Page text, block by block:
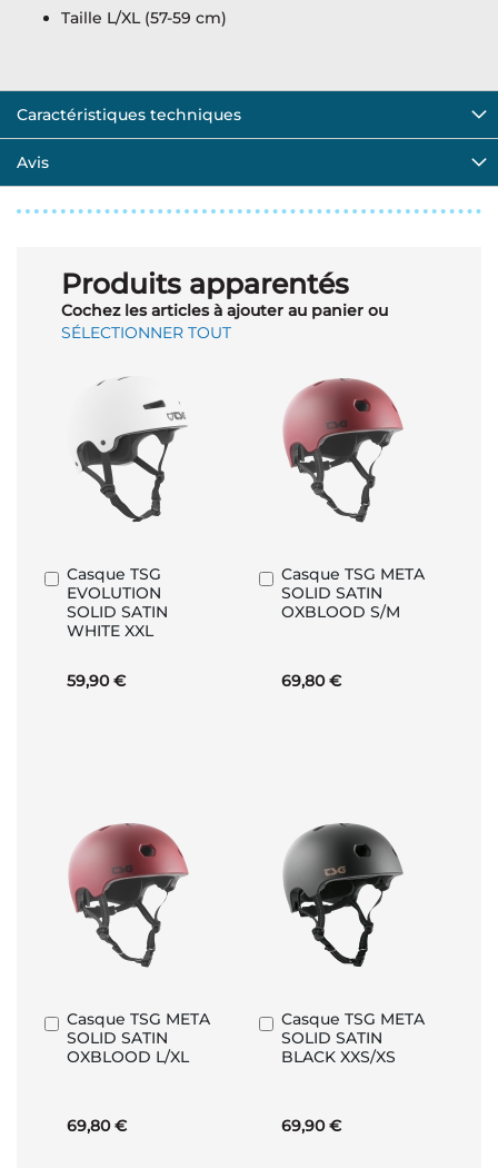
Taille L/XL (57-59 cm)
Caractéristiques techniques
Avis
Produits apparentés
Cochez les articles à ajouter au panier ou
SÉLECTIONNER TOUT
Casque TSG
EVOLUTION
SOLID SATIN
WHITE XXL
59,90 €
Ajouter
au
panier
Casque TSG META
SOLID SATIN
OXBLOOD S/M
69,80 €
Ajouter
au
panier
Casque TSG META
SOLID SATIN
OXBLOOD L/XL
69,80 €
Ajouter
au
panier
Casque TSG META
SOLID SATIN
BLACK XXS/XS
69,90 €
Ajouter
au
panier